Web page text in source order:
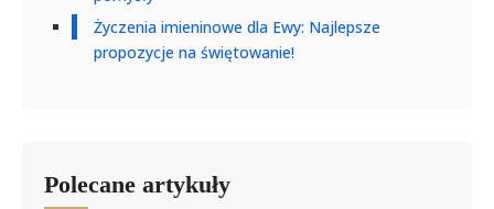
Życzenia imieninowe dla Ewy: Najlepsze
propozycje na świętowanie!
Polecane artykuły